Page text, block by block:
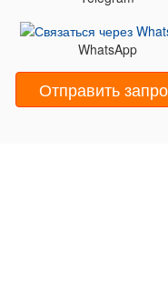
WhatsApp
Отправить